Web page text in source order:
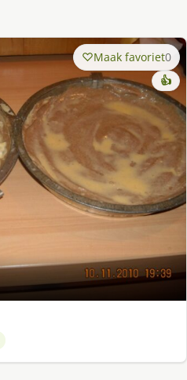
Maak favoriet0
👍